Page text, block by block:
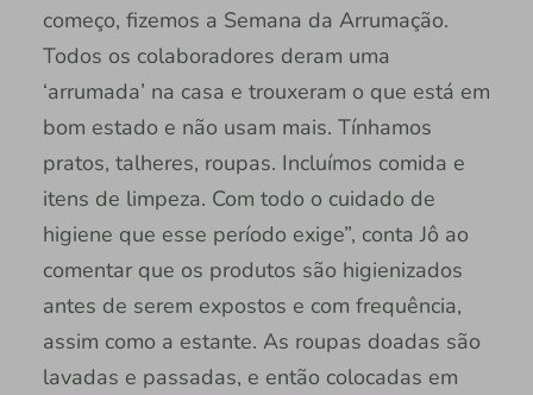
começo, fizemos a Semana da Arrumação.
Todos os colaboradores deram uma
‘arrumada’ na casa e trouxeram o que está em
bom estado e não usam mais. Tínhamos
pratos, talheres, roupas. Incluímos comida e
itens de limpeza. Com todo o cuidado de
higiene que esse período exige”, conta Jô ao
comentar que os produtos são higienizados
antes de serem expostos e com frequência,
assim como a estante. As roupas doadas são
lavadas e passadas, e então colocadas em